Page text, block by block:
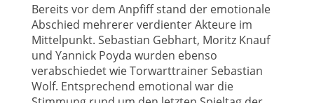
Bereits vor dem Anpfiff stand der emotionale
Abschied mehrerer verdienter Akteure im
Mittelpunkt. Sebastian Gebhart, Moritz Knauf
und Yannick Poyda wurden ebenso
verabschiedet wie Torwarttrainer Sebastian
Wolf. Entsprechend emotional war die